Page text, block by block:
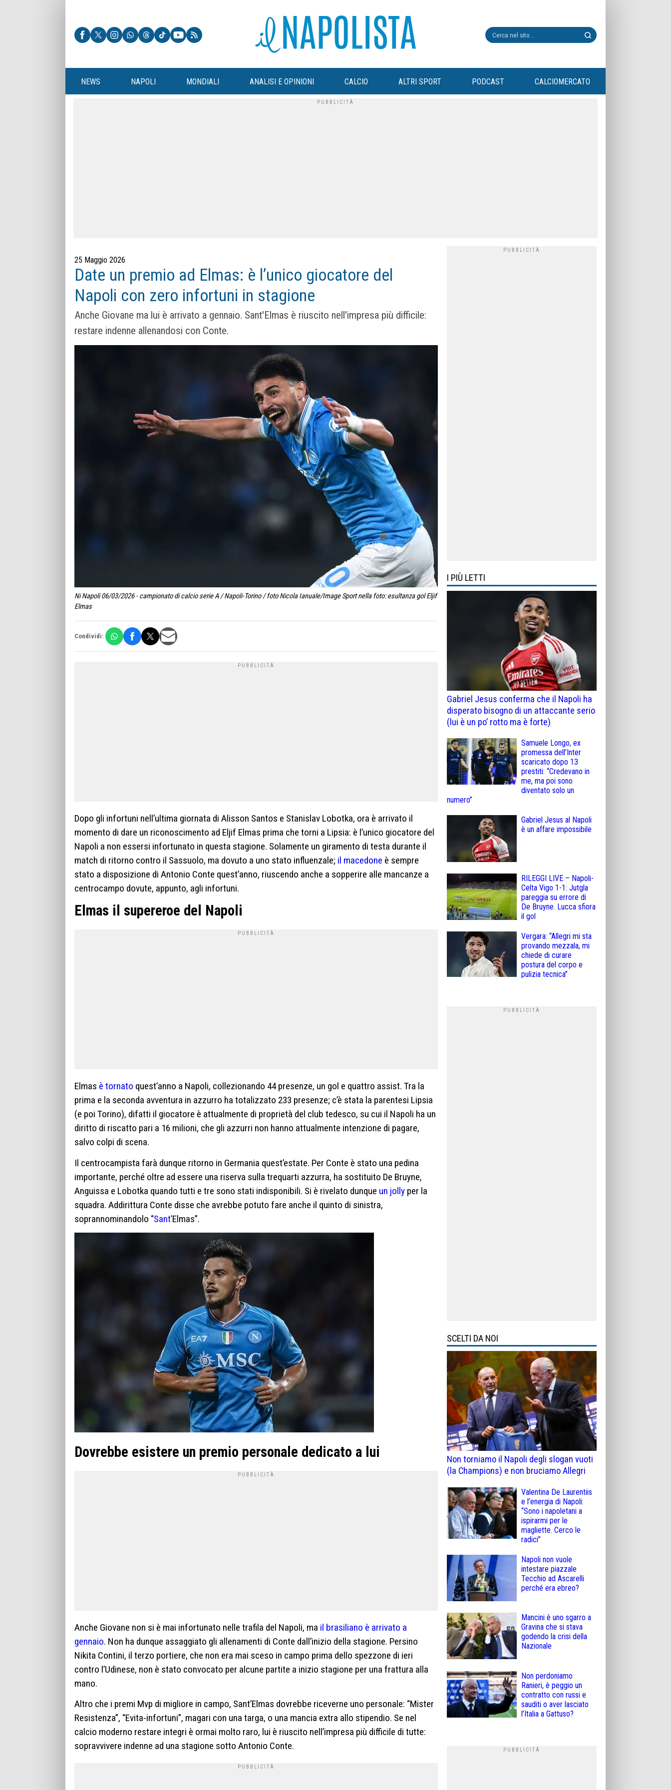
NEWS NAPOLI MONDIALI ANALISI E OPINIONI CALCIO ALTRI SPORT PODCAST CALCIOMERCATO
25 Maggio 2026
Date un premio ad Elmas: è l’unico giocatore del
Napoli con zero infortuni in stagione
Anche Giovane ma lui è arrivato a gennaio. Sant'Elmas è riuscito nell'impresa più difficile:
restare indenne allenandosi con Conte.
Ni Napoli 06/03/2026 - campionato di calcio serie A / Napoli-Torino / foto Nicola Ianuale/Image Sport nella foto: esultanza gol Eljif
Elmas
Condividi:
Dopo gli infortuni nell’ultima giornata di Alisson Santos e Stanislav Lobotka, ora è arrivato il
momento di dare un riconoscimento ad Eljif Elmas prima che torni a Lipsia: è l’unico giocatore del
Napoli a non essersi infortunato in questa stagione. Solamente un giramento di testa durante il
match di ritorno contro il Sassuolo, ma dovuto a uno stato influenzale; il macedone è sempre
stato a disposizione di Antonio Conte quest’anno, riuscendo anche a sopperire alle mancanze a
centrocampo dovute, appunto, agli infortuni.
Elmas il supereroe del Napoli
Elmas è tornato quest’anno a Napoli, collezionando 44 presenze, un gol e quattro assist. Tra la
prima e la seconda avventura in azzurro ha totalizzato 233 presenze; c’è stata la parentesi Lipsia
(e poi Torino), difatti il giocatore è attualmente di proprietà del club tedesco, su cui il Napoli ha un
diritto di riscatto pari a 16 milioni, che gli azzurri non hanno attualmente intenzione di pagare,
salvo colpi di scena.
Il centrocampista farà dunque ritorno in Germania quest’estate. Per Conte è stato una pedina
importante, perché oltre ad essere una riserva sulla trequarti azzurra, ha sostituito De Bruyne,
Anguissa e Lobotka quando tutti e tre sono stati indisponibili. Si è rivelato dunque un jolly per la
squadra. Addirittura Conte disse che avrebbe potuto fare anche il quinto di sinistra,
soprannominandolo “Sant’Elmas”.
Dovrebbe esistere un premio personale dedicato a lui
Anche Giovane non si è mai infortunato nelle trafila del Napoli, ma il brasiliano è arrivato a
gennaio. Non ha dunque assaggiato gli allenamenti di Conte dall’inizio della stagione. Persino
Nikita Contini, il terzo portiere, che non era mai sceso in campo prima dello spezzone di ieri
contro l’Udinese, non è stato convocato per alcune partite a inizio stagione per una frattura alla
mano.
Altro che i premi Mvp di migliore in campo, Sant’Elmas dovrebbe riceverne uno personale: “Mister
Resistenza”, “Evita-infortuni”, magari con una targa, o una mancia extra allo stipendio. Se nel
calcio moderno restare integri è ormai molto raro, lui è riuscito nell’impresa più difficile di tutte:
sopravvivere indenne ad una stagione sotto Antonio Conte.
I PIÙ LETTI
Gabriel Jesus conferma che il Napoli ha
disperato bisogno di un attaccante serio
(lui è un po’ rotto ma è forte)
Samuele Longo, ex
promessa dell’Inter
scaricato dopo 13
prestiti: “Credevano in
me, ma poi sono
diventato solo un
numero”
Gabriel Jesus al Napoli
è un affare impossibile
RILEGGI LIVE – Napoli-
Celta Vigo 1-1: Jutgla
pareggia su errore di
De Bruyne. Lucca sfiora
il gol
Vergara: “Allegri mi sta
provando mezzala, mi
chiede di curare
postura del corpo e
pulizia tecnica”
SCELTI DA NOI
Non torniamo il Napoli degli slogan vuoti
(la Champions) e non bruciamo Allegri
Valentina De Laurentiis
e l’energia di Napoli:
“Sono i napoletani a
ispirarmi per le
magliette. Cerco le
radici”
Napoli non vuole
intestare piazzale
Tecchio ad Ascarelli
perché era ebreo?
Mancini è uno sgarro a
Gravina che si stava
godendo la crisi della
Nazionale
Non perdoniamo
Ranieri, è peggio un
contratto con russi e
sauditi o aver lasciato
l’Italia a Gattuso?